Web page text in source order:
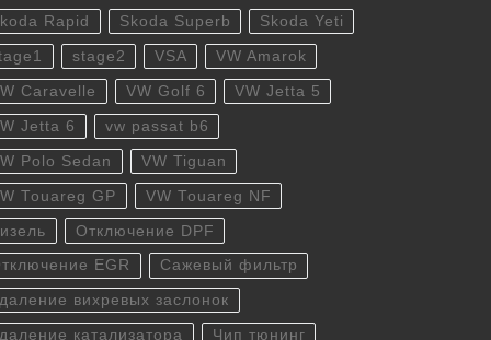
Rapid Skoda Superb Skoda Yeti
stage2 VSA VW Amarok
Caravelle VW Golf 6 VW Jetta 5
Jetta 6 vw passat b6
Polo Sedan VW Tiguan
Touareg GP VW Touareg NF
Отключение DPF
EGR Сажевый фильтр
вихревых заслонок
катализатора Чип тюнинг